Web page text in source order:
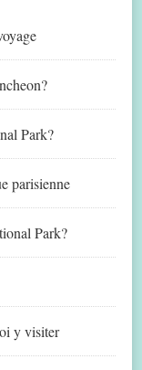
Park?
parisienne
Park?
y visiter